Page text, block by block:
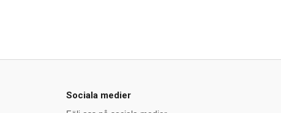
Sociala medier